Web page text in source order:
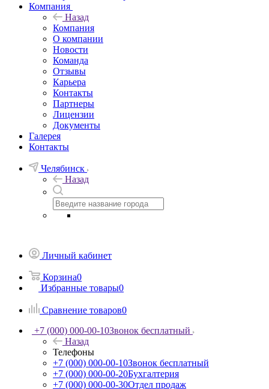
Компания
Назад
Компания
О компании
Новости
Команда
Отзывы
Карьера
Контакты
Партнеры
Лицензии
Документы
Галерея
Контакты
Челябинск
Назад
Личный кабинет
Корзина0
Избранные товары0
Сравнение товаров0
+7 (000) 000-00-10Звонок бесплатный
Назад
Телефоны
+7 (000) 000-00-10Звонок бесплатный
+7 (000) 000-00-20Бухгалтерия
+7 (000) 000-00-30Отдел продаж